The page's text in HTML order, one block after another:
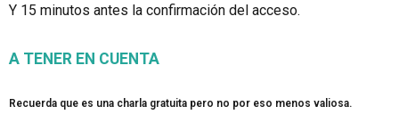
Y 15 minutos antes la confirmación del acceso.
A TENER EN CUENTA
Recuerda que es una charla gratuita pero no por eso menos valiosa.